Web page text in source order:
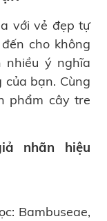
với vẻ đẹp tự
cho không
nhiều ý nghĩa
bạn. Cùng
phẩm cây tre
nhãn hiệu
Bambuseae,